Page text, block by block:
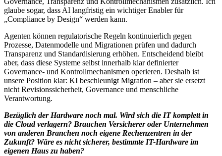
glaube sogar, dass AI langfristig ein wichtiger Enabler für
„Compliance by Design“ werden kann.
Agenten können regulatorische Regeln kontinuierlich gegen
Prozesse, Datenmodelle und Migrationen prüfen und dadurch
Transparenz und Standardisierung erhöhen. Entscheidend bleibt
aber, dass diese Systeme selbst innerhalb klar definierter
Governance- und Kontrollmechanismen operieren. Deshalb ist
unsere Position klar: KI beschleunigt Migration – aber sie ersetzt
nicht Revisionssicherheit, Governance und menschliche
Verantwortung.
Bezüglich der Hardware noch mal. Wird sich die IT komplett in
die Cloud verlagern? Brauchen Versicherer oder Unternehmen
von anderen Branchen noch eigene Rechenzentren in der
Zukunft? Wäre es nicht sicherer, bestimmte IT-Hardware im
eigenen Haus zu haben?